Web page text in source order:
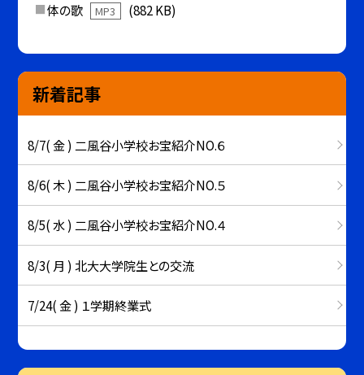
体の歌
MP3 (882 KB)
新着記事
8/7( 金 ) 二風谷小学校お宝紹介NO.６
8/6( 木 ) 二風谷小学校お宝紹介NO.５
8/5( 水 ) 二風谷小学校お宝紹介NO.４
8/3( 月 ) 北大大学院生との交流
7/24( 金 ) １学期終業式